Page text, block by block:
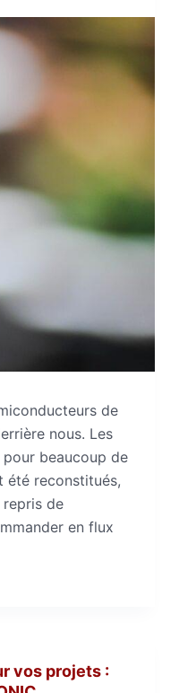
de
nous. Les
beaucoup de
été reconstitués,
de
en flux
vos projets :